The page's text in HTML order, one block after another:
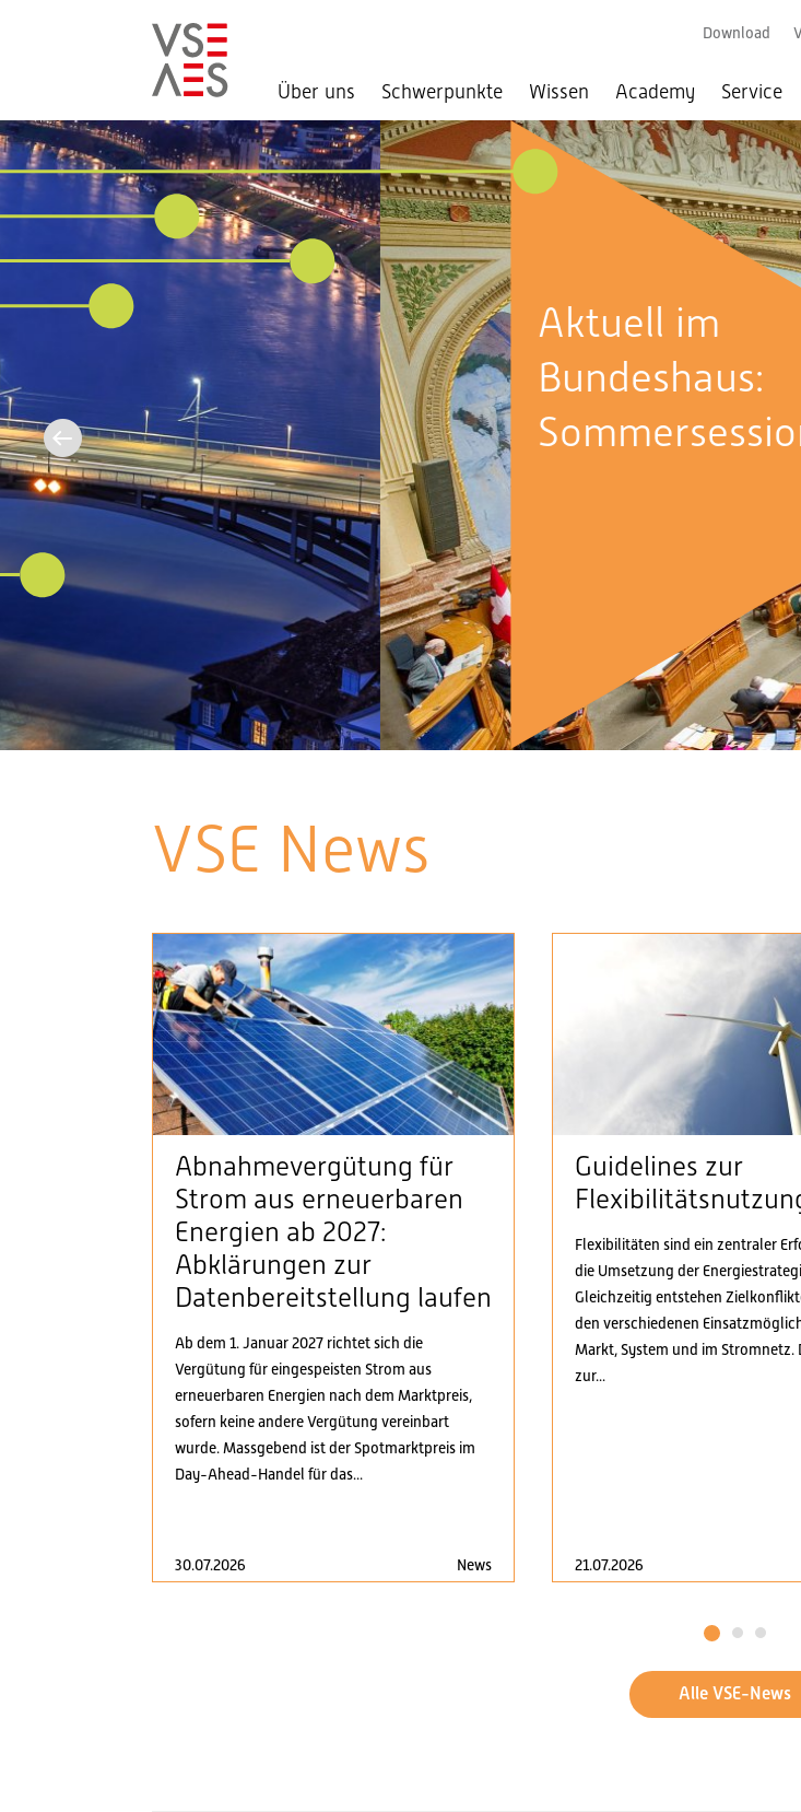
Direkt
zum
Inhalt
Über uns Schwerpunkte Wissen Academy Service
Download
Aktuell im
Bundeshaus:
Sommersession 2026
VSE News
Abnahmevergütung für
Strom aus erneuerbaren
Energien ab 2027:
Abklärungen zur
Datenbereitstellung laufen
Ab dem 1. Januar 2027 richtet sich die
Vergütung für eingespeisten Strom aus
erneuerbaren Energien nach dem Marktpreis,
sofern keine andere Vergütung vereinbart
wurde. Massgebend ist der Spotmarktpreis im
Day-Ahead-Handel für das...
30.07.2026 News
Guidelines zur
Flexibilitäten sind ein zentraler
die Umsetzung der
Gleichzeitig entstehen
den verschiedenen
Markt, System und im Stromnetz.
zur...
21.07.2026
1 2 3
Alle VSE-News